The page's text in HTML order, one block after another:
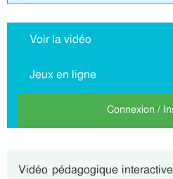
Voir la vidéo
Jeux en ligne
Connexion /
Vidéo pédagogique